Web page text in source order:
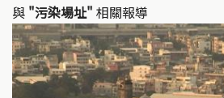
與 "污染場址" 相關報導